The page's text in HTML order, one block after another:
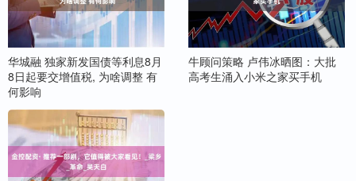
华城融 独家新发国债等利息8月
8日起要交增值税, 为啥调整 有
何影响
牛顾问策略 卢伟冰晒图：大批
高考生涌入小米之家买手机